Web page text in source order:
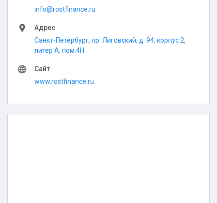
info@rostfinance.ru
Адрес
Санкт-Петербург, пр. Лиговский, д. 94, корпус 2,
литер А, пом.4Н
Сайт
www.rostfinance.ru